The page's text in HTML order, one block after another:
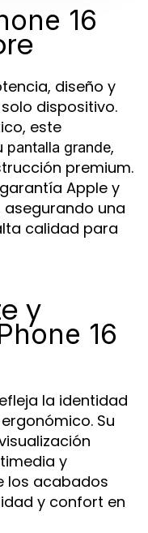
16
diseño y
dispositivo.
este
pantalla grande,
premium.
Apple y
una
calidad para
y
16
la identidad
Su
y
los acabados
y confort en